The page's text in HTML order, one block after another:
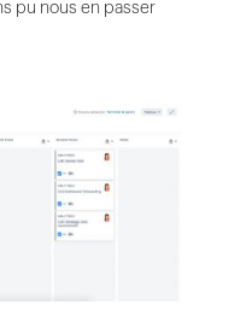
pu nous en passer